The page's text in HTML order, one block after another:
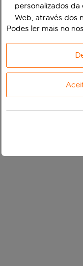
personalizados
Web, através dos
Podes ler mais no